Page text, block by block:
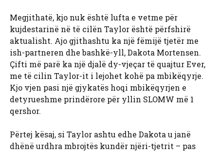
Megjithatë, kjo nuk është lufta e vetme për
kujdestarinë në të cilën Taylor është përfshirë
aktualisht. Ajo gjithashtu ka një fëmijë tjetër me
ish-partneren dhe bashkë-yll, Dakota Mortensen.
Çifti më parë ka një djalë dy-vjeçar të quajtur Ever,
me të cilin Taylor-it i lejohet kohë pa mbikëqyrje.
Kjo vjen pasi një gjykatës hoqi mbikëqyrjen e
detyrueshme prindërore për yllin SLOMW më 1
qershor.
Përtej kësaj, si Taylor ashtu edhe Dakota u janë
dhënë urdhra mbrojtës kundër njëri-tjetrit – pas